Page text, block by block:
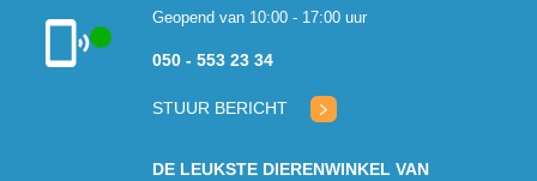
Klantenservice
Geopend van 10:00 - 17:00 uur
050 - 553 23 34
STUUR BERICHT
DE LEUKSTE DIERENWINKEL VAN